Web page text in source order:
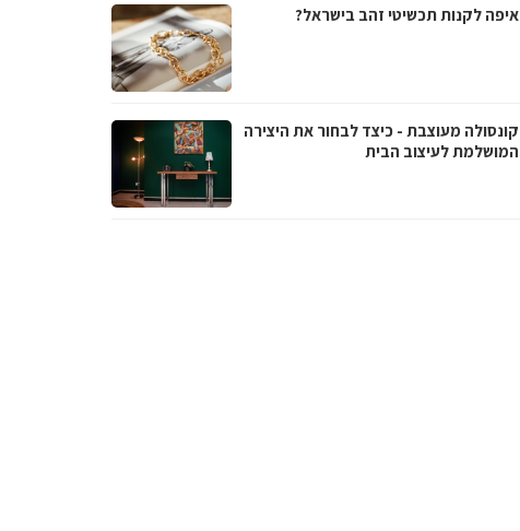
איפה לקנות תכשיטי זהב בישראל?
קונסולה מעוצבת - כיצד לבחור את היצירה
המושלמת לעיצוב הבית